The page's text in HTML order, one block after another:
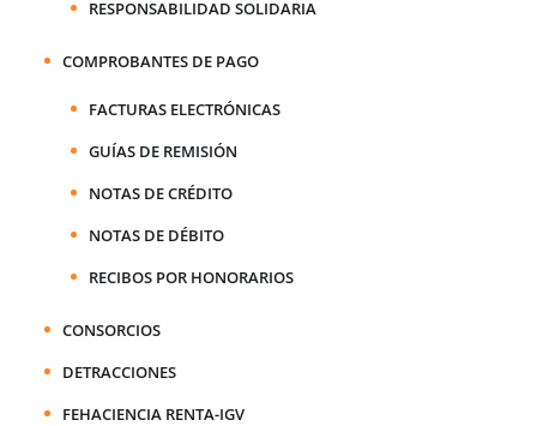
RESPONSABILIDAD SOLIDARIA
COMPROBANTES DE PAGO
FACTURAS ELECTRÓNICAS
GUÍAS DE REMISIÓN
NOTAS DE CRÉDITO
NOTAS DE DÉBITO
RECIBOS POR HONORARIOS
CONSORCIOS
DETRACCIONES
FEHACIENCIA RENTA-IGV